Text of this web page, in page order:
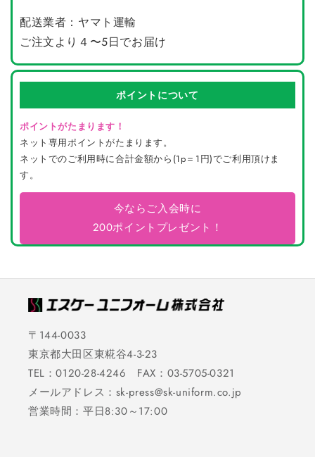
配送業者：ヤマト運輸
ご注文より４〜5日でお届け
ポイントについて
ポイントがたまります！
ネット専用ポイントがたまります。
ネットでのご利用時に合計金額から(1p＝1円)でご利用頂けま
す。
今ならご入会時に
200ポイントプレゼント！
〒144-0033
東京都大田区東糀谷4-3-23
TEL：0120-28-4246 FAX：03-5705-0321
メールアドレス：sk-press@sk-uniform.co.jp
営業時間：平日8:30～17:00